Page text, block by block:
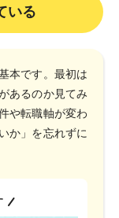
いる
本です。最初は
あるのか見てみ
や転職軸が変わ
か」を忘れずに